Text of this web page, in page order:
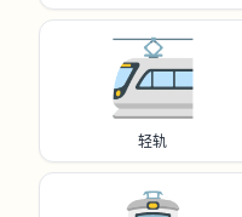
🚈
轻轨